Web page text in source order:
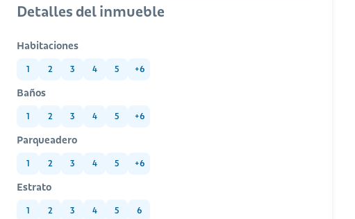
Detalles del inmueble
Habitaciones
1 2 3 4 5 +6
Baños
1 2 3 4 5 +6
Parqueadero
1 2 3 4 5 +6
Estrato
1 2 3 4 5 6